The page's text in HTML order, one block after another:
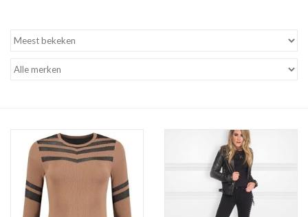
Pakken
Accessoires